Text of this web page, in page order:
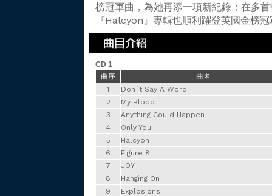
榜冠軍曲，為她再添一項新紀錄；在多
『Halcyon』專輯也順利躍登英國金榜冠
CD 1
曲序
曲名
1
Don`t Say A Word
2
My Blood
3
Anything Could Happen
4
Only You
5
Halcyon
6
Figure 8
7
JOY
8
Hanging On
9
Explosions